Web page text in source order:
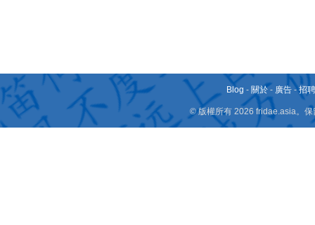
Blog - 關於 - 廣告 -招
© 版權所有 2026 fridae.asia。